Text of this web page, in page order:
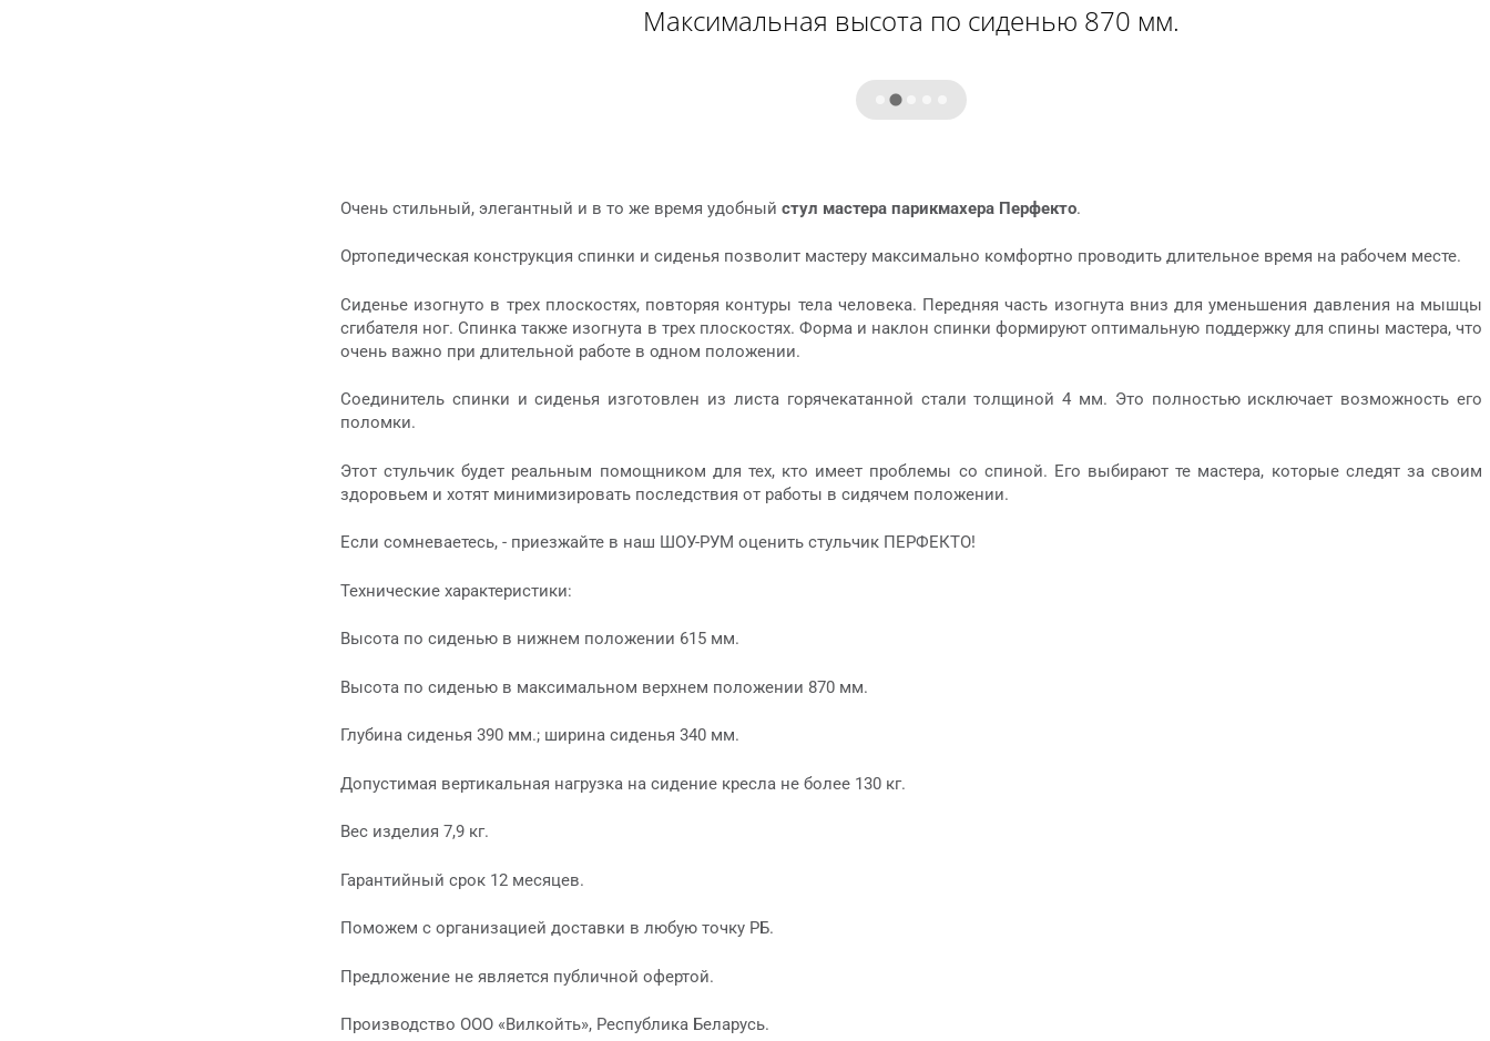
Максимальная высота по сиденью 870 мм.
Очень стильный, элегантный и в то же время удобный стул мастера парикмахера Перфекто.
Ортопедическая конструкция спинки и сиденья позволит мастеру максимально комфортно проводить длительное время на рабочем месте.
Сиденье изогнуто в трех плоскостях, повторяя контуры тела человека. Передняя часть изогнута вниз для уменьшения давления на мышцы
сгибателя ног. Спинка также изогнута в трех плоскостях. Форма и наклон спинки формируют оптимальную поддержку для спины мастера, что
очень важно при длительной работе в одном положении.
Соединитель спинки и сиденья изготовлен из листа горячекатанной стали толщиной 4 мм. Это полностью исключает возможность его
поломки.
Этот стульчик будет реальным помощником для тех, кто имеет проблемы со спиной. Его выбирают те мастера, которые следят за своим
здоровьем и хотят минимизировать последствия от работы в сидячем положении.
Если сомневаетесь, - приезжайте в наш ШОУ-РУМ оценить стульчик ПЕРФЕКТО!
Технические характеристики:
Высота по сиденью в нижнем положении 615 мм.
Высота по сиденью в максимальном верхнем положении 870 мм.
Глубина сиденья 390 мм.; ширина сиденья 340 мм.
Допустимая вертикальная нагрузка на сидение кресла не более 130 кг.
Вес изделия 7,9 кг.
Гарантийный срок 12 месяцев.
Поможем с организацией доставки в любую точку РБ.
Предложение не является публичной офертой.
Производство ООО «Вилкойть», Республика Беларусь.